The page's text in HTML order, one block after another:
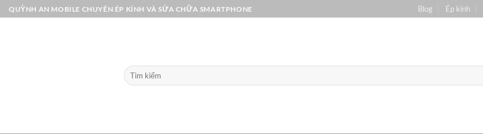
Bỏ
qua
QUỲNH AN MOBILE CHUYÊN ÉP KÍNH VÀ SỬA CHỮA SMARTPHONE Blog Ép kính
Tìm
kiếm: